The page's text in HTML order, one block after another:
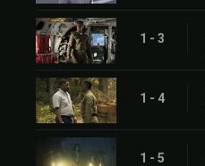
1 - 3
1 - 4
1 - 5